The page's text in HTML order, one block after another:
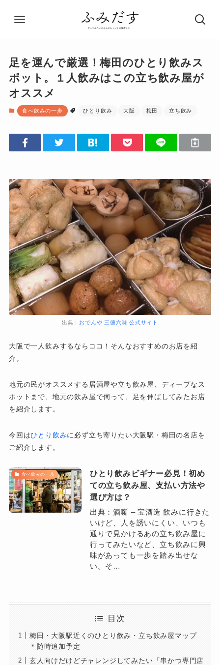
足を運んで厳選！梅田のひとり飲みス
ポット。１人飲みはこの立ち飲み屋が
オススメ
食べ飲みの一歩 ひとり飲み 大阪 梅田 立ち飲み
出典： おでんや 三徳六味 公式サイト
大阪で一人飲みするならココ！そんなおすすめのお店を紹
介。
地元の民がオススメする居酒屋や立ち飲み屋、ディープなス
ポットまで、地元の飲み屋で伺って、足を伸ばしてみたお店
を紹介します。
今回はひとり飲みに必ず立ち寄りたい大阪駅・梅田の名店を
ご紹介します。
食べ飲みの一歩
ひとり飲みビギナー必見！初め
ての立ち飲み屋、支払い方法や
選び方は？
出典：酒噺 – 宝酒造 飲みに行きた
いけど、人を誘いにくい、いつも
通りで見かけるあの立ち飲み屋に
行ってみたいなど、立ち飲みに興
味があっても一歩を踏み出せな
い。そ…
目次
梅田・大阪駅近くのひとり飲み・立ち飲み屋マップ
＊随時追加予定
玄人向けだけどチャレンジしてみたい「串かつ専門店